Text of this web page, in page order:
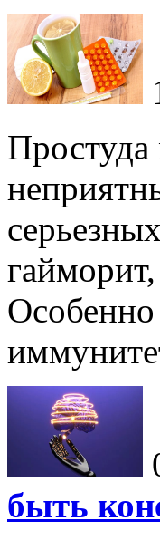
Простуда
Особенно
быть